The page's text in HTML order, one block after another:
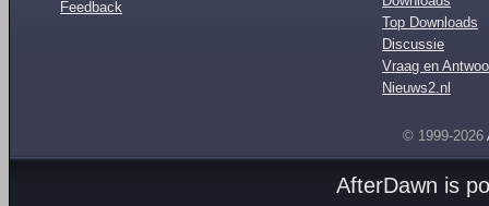
Feedback
Top Downloads
Discussie
Vraag en
Nieuws2.nl
© 1999-2026
AfterDawn is